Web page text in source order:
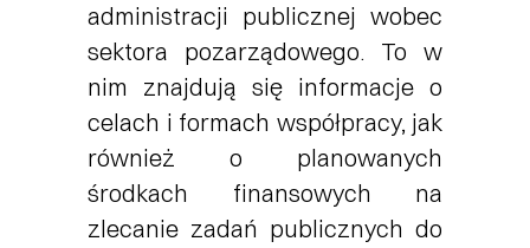
administracji publicznej wobec
sektora pozarządowego. To w
nim znajdują się informacje o
celach i formach współpracy, jak
również o planowanych
środkach finansowych na
zlecanie zadań publicznych do